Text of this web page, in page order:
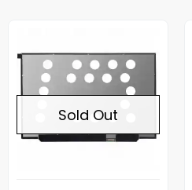
Sold Out